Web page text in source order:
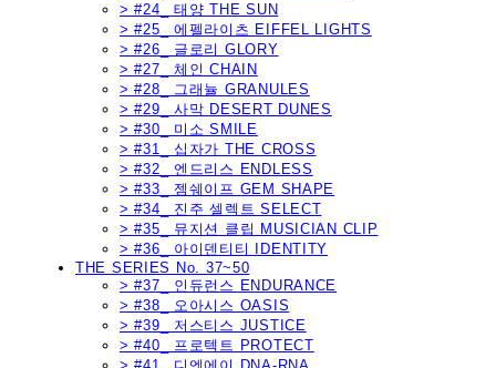
> #24_ 태양 THE SUN
> #25_ 에펠라이츠 EIFFEL LIGHTS
> #26_ 글로리 GLORY
> #27_ 체인 CHAIN
> #28_ 그래뉼 GRANULES
> #29_ 사막 DESERT DUNES
> #30_ 미소 SMILE
> #31_ 십자가 THE CROSS
> #32_ 엔드리스 ENDLESS
> #33_ 젬쉐이프 GEM SHAPE
> #34_ 진주 셀렉트 SELECT
> #35_ 뮤지션 클립 MUSICIAN CLIP
> #36_ 아이덴티티 IDENTITY
THE SERIES No. 37~50
> #37_ 인듀런스 ENDURANCE
> #38_ 오아시스 OASIS
> #39_ 저스티스 JUSTICE
> #40_ 프로텍트 PROTECT